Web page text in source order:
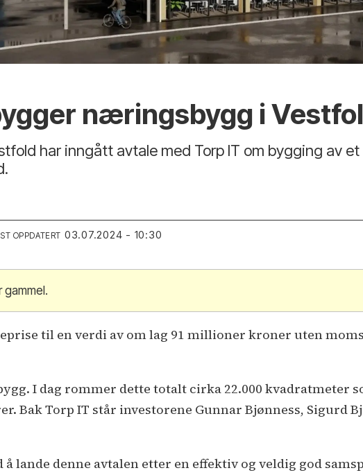
næringsbygg i
har inngått avtale med Torp IT om bygging av
OPPDATERT 03.07.2024 - 10:30
gammel.
til en verdi av om lag 91 millioner kroner uten
I dag rommer dette totalt cirka 22.000 kvadratmeter
Bak Torp IT står investorene Gunnar Bjønness, Sigurd
lande denne avtalen etter en effektiv og veldig god